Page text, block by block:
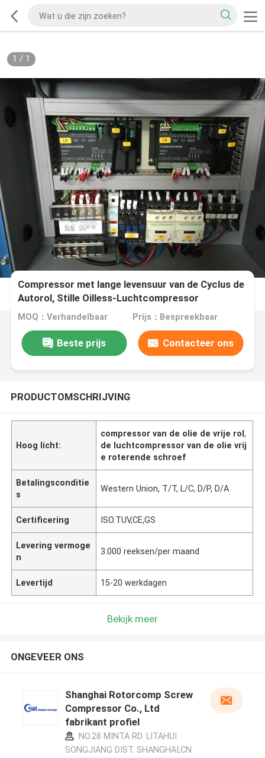
1 / 1
Compressor met lange levensuur van de Cyclus de
Autorol, Stille Oilless-Luchtcompressor
MOQ：Verhandelbaar Prijs：Bespreekbaar
Beste prijs Contacteer ons
PRODUCTOMSCHRIJVING
Hoog licht:
compressor van de olie de vrije rol,
de luchtcompressor van de olie vrij
e roterende schroef
Betalingsconditie
s
Western Union, T/T, L/C, D/P, D/A
Certificering ISO.TUV,CE,GS
Levering vermoge
n
3.000 reeksen/per maand
Levertijd 15-20 werkdagen
Bekijk meer
ONGEVEER ONS
Shanghai Rotorcomp Screw
Compressor Co., Ltd
fabrikant profiel
NO.28 MINTA RD. LITAHUI
SONGJIANG DIST. SHANGHAI,CN